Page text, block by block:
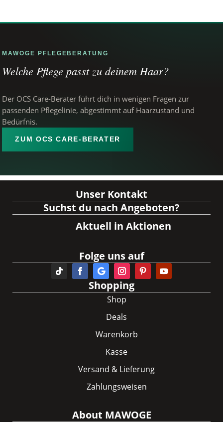
MAWOGE PFLEGEBERATUNG
Welche Pflege passt zu deinem Haar?
Der OCS Care-Berater führt dich in wenigen Fragen zur
passenden Pflegelinie, abgestimmt auf Haarzustand und
Bedürfnis.
ZUM OCS CARE-BERATER
Unser Kontakt
Suchst du nach Angeboten?
Aktuell in Aktionen
Folge uns auf
Shopping
Shop
Deals
Warenkorb
Kasse
Versand & Lieferung
Zahlungsweisen
About MAWOGE